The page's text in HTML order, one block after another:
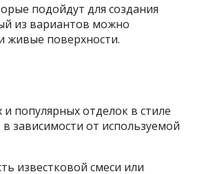
подойдут для создания
из вариантов можно
живые поверхности.
популярных отделок в стиле
зависимости от используемой
известковой смеси или